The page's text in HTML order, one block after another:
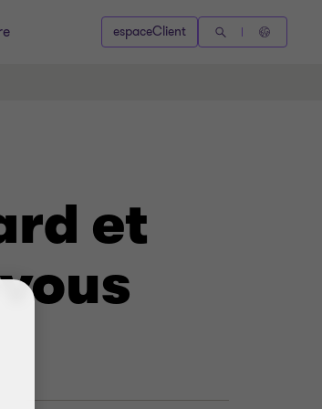
espaceClient
et